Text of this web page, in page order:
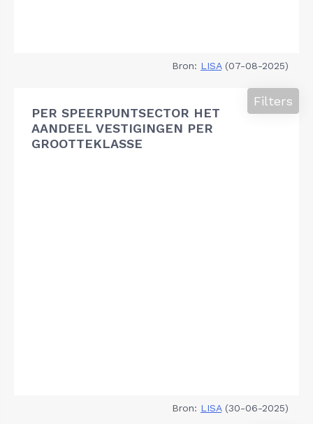
Bron: LISA(07-08-2025)
PER SPEERPUNTSECTOR HET
AANDEEL VESTIGINGEN PER
GROOTTEKLASSE
Filters
Bron: LISA(30-06-2025)